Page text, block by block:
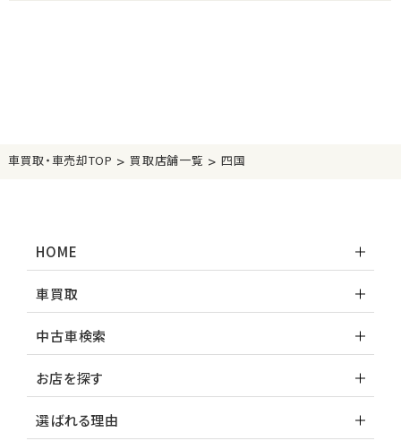
車買取・車売却TOP > 買取店舗一覧 > 四国
HOME
車買取
中古車検索
お店を探す
選ばれる理由